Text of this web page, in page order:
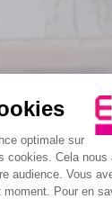
optimale sur
cookies. Cela nous
audience. Vous
Pour en